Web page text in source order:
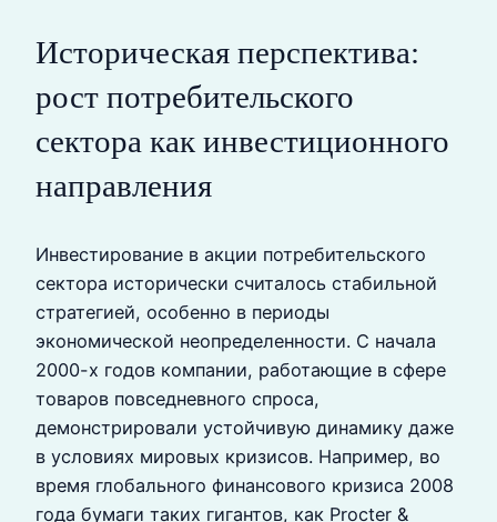
Историческая перспектива:
рост потребительского
сектора как инвестиционного
направления
Инвестирование в акции потребительского
сектора исторически считалось стабильной
стратегией, особенно в периоды
экономической неопределенности. С начала
2000-х годов компании, работающие в сфере
товаров повседневного спроса,
демонстрировали устойчивую динамику даже
в условиях мировых кризисов. Например, во
время глобального финансового кризиса 2008
года бумаги таких гигантов, как Procter &